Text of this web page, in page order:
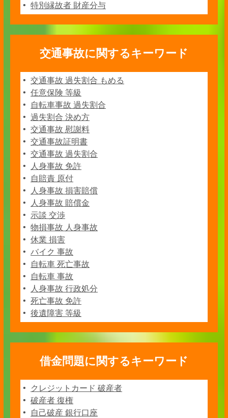
特別縁故者 財産分与
交通事故に関するキーワード
交通事故 過失割合 もめる
任意保険 等級
自転車事故 過失割合
過失割合 決め方
交通事故 慰謝料
交通事故証明書
交通事故 過失割合
人身事故 免許
自賠責 原付
人身事故 損害賠償
人身事故 賠償金
示談 交渉
物損事故 人身事故
休業 損害
バイク 事故
自転車 死亡事故
自転車 事故
人身事故 行政処分
死亡事故 免許
後遺障害 等級
借金問題に関するキーワード
クレジットカード 破産者
破産者 復権
自己破産 銀行口座